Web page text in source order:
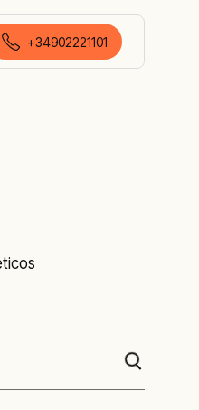
de España
+34902221101